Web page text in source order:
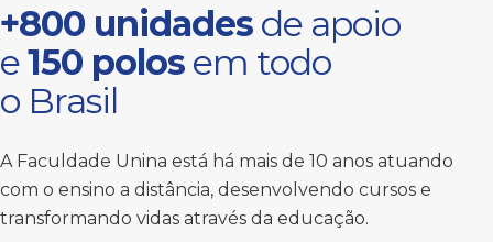
+800 unidades de apoio
e150 polos em todo
o Brasil
A Faculdade Unina está há mais de 10 anos atuando
com o ensino a distância, desenvolvendo cursos e
transformando vidas através da educação.